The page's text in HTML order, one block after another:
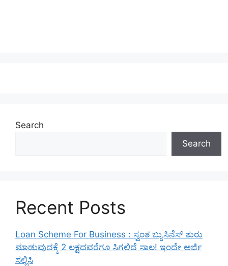
Search
Search
Recent Posts
Loan Scheme For Business : ಸ್ವಂತ ಬ್ಯುಸಿನೆಸ್ ಶುರು
ಮಾಡುವುದಕ್ಕೆ 2 ಲಕ್ಷದವರೆಗೂ ಸಿಗಲಿದೆ ಸಾಲ! ಇಂದೇ ಅರ್ಜಿ
ಸಲ್ಲಿಸಿ